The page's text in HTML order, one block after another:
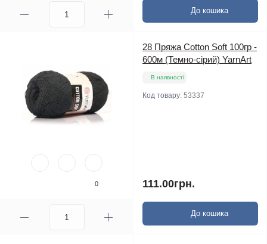
До кошика
0
28 Пряжа Cotton Soft 100гр -
600м (Темно-сірий) YarnArt
В наявності
Код товару: 53337
111.00грн.
До кошика